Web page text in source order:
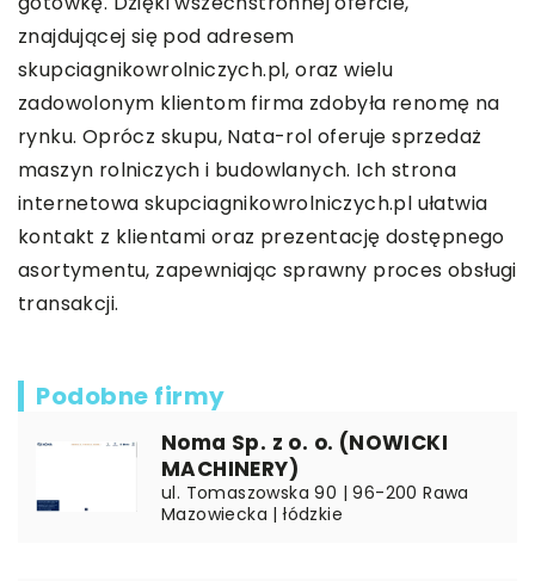
znajdującej się pod adresem
skupciagnikowrolniczych.pl, oraz wielu
zadowolonym klientom firma zdobyła renomę na
rynku. Oprócz skupu, Nata-rol oferuje sprzedaż
maszyn rolniczych i budowlanych. Ich strona
internetowa skupciagnikowrolniczych.pl ułatwia
kontakt z klientami oraz prezentację dostępnego
asortymentu, zapewniając sprawny proces obsługi
transakcji.
Podobne firmy
Noma Sp. z o. o. (NOWICKI
MACHINERY)
ul. Tomaszowska 90 | 96-200 Rawa
Mazowiecka | łódzkie